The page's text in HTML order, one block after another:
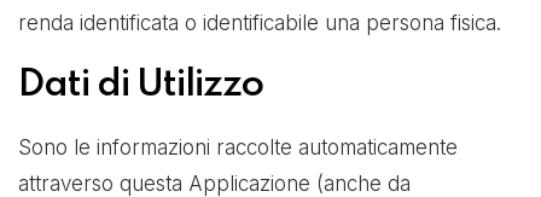
renda identificata o identificabile una persona fisica.
Dati di Utilizzo
Sono le informazioni raccolte automaticamente
attraverso questa Applicazione (anche da